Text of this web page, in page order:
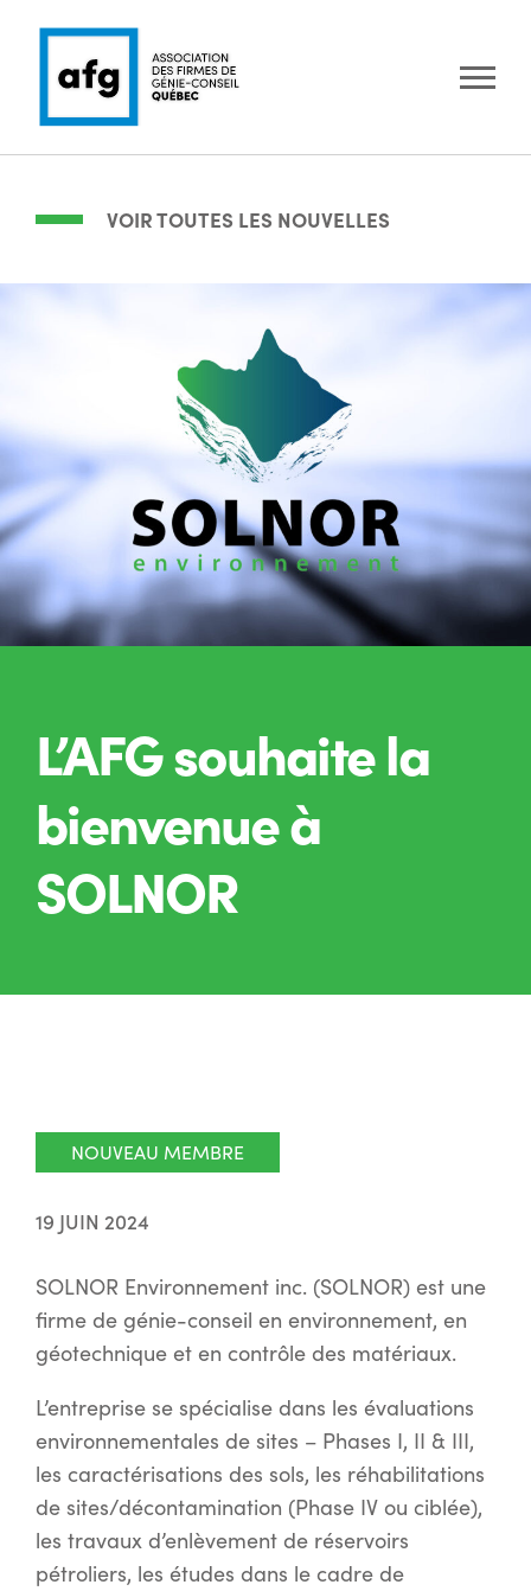
VOIR TOUTES LES NOUVELLES
L’AFG souhaite la
bienvenue à
SOLNOR
NOUVEAU MEMBRE
19 JUIN 2024
SOLNOR Environnement inc. (SOLNOR) est une
firme de génie-conseil en environnement, en
géotechnique et en contrôle des matériaux.
L’entreprise se spécialise dans les évaluations
environnementales de sites – Phases I, II & III,
les caractérisations des sols, les réhabilitations
de sites/décontamination (Phase IV ou ciblée),
les travaux d’enlèvement de réservoirs
pétroliers, les études dans le cadre de